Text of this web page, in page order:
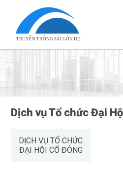
TRUYỀN THÔNG SÀI GÒN HD
Dịch vụ Tổ chức Đại
DỊCH VỤ TỔ CHỨC
ĐẠI HỘI CỔ ĐÔNG